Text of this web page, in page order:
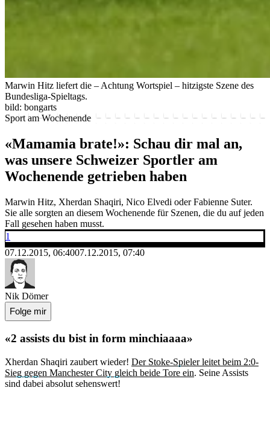
Marwin Hitz liefert die – Achtung Wortspiel – hitzigste Szene des
Bundesliga-Spieltags.
bild: bongarts
Sport am Wochenende
«Mamamia brate!»: Schau dir mal an,
was unsere Schweizer Sportler am
Wochenende getrieben haben
Marwin Hitz, Xherdan Shaqiri, Nico Elvedi oder Fabienne Suter.
Sie alle sorgten an diesem Wochenende für Szenen, die du auf jeden
Fall gesehen haben musst.
1
07.12.2015, 06:4007.12.2015, 07:40
Nik Dömer
Folge mir
«2 assists du bist in form minchiaaaa»
Xherdan Shaqiri zaubert wieder! Der Stoke-Spieler leitet beim 2:0-
Sieg gegen Manchester City gleich beide Tore ein. Seine Assists
sind dabei absolut sehenswert!